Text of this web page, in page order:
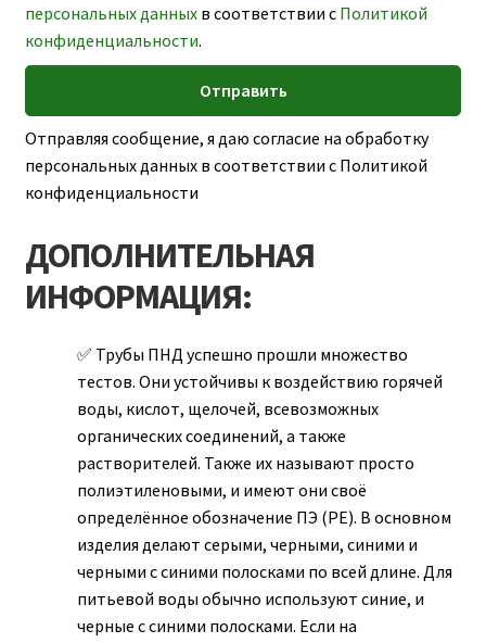
персональных данныхв соответствии с Политикой
конфиденциальности.
Отправляя сообщение, я даю согласие на обработку
персональных данных в соответствии с Политикой
конфиденциальности
ДОПОЛНИТЕЛЬНАЯ
ИНФОРМАЦИЯ:
Трубы ПНД успешно прошли множество
тестов. Они устойчивы к воздействию горячей
воды, кислот, щелочей, всевозможных
органических соединений, а также
растворителей. Также их называют просто
полиэтиленовыми, и имеют они своё
определённое обозначение ПЭ (РЕ). В основном
изделия делают серыми, черными, синими и
черными с синими полосками по всей длине. Для
питьевой воды обычно используют синие, и
черные с синими полосками. Если на